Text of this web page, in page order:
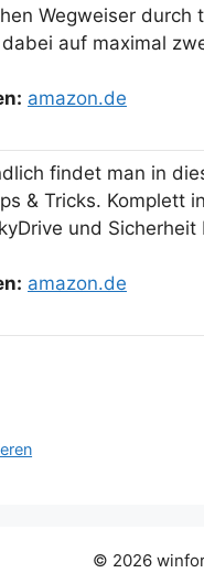
Wegweiser durch
auf maximal
amazon.de
findet man in
& Tricks. Komplett
und Sicherheit
amazon.de
© 2026